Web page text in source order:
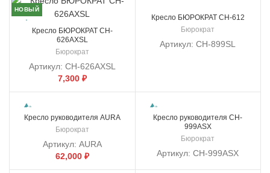
НОВЫЙ
Кресло БЮРОКРАТ CH-
626AXSL
Бюрократ
Артикул: CH-626AXSL
7,300 ₽
Кресло БЮРОКРАТ CH-612
Бюрократ
Артикул:CH-899SL
Кресло руководителя AURA
Бюрократ
Артикул: AURA
62,000 ₽
Кресло руководителя CH-
999ASX
Бюрократ
Артикул:CH-999ASX